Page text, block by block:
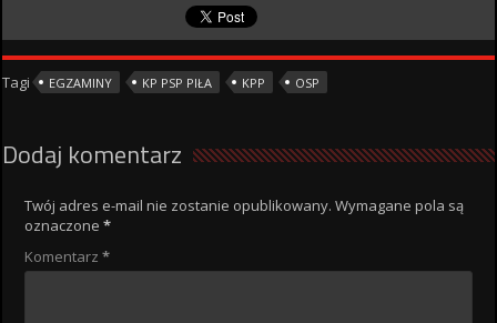
Tagi EGZAMINY KP PSP PIŁA KPP OSP
Dodaj komentarz
Twój adres e-mail nie zostanie opublikowany. Wymagane pola są
oznaczone*
Komentarz*